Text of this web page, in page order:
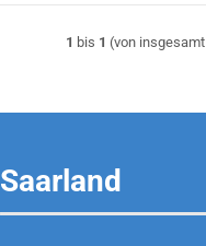
1 bis 1 (von insgesamt
Saarland